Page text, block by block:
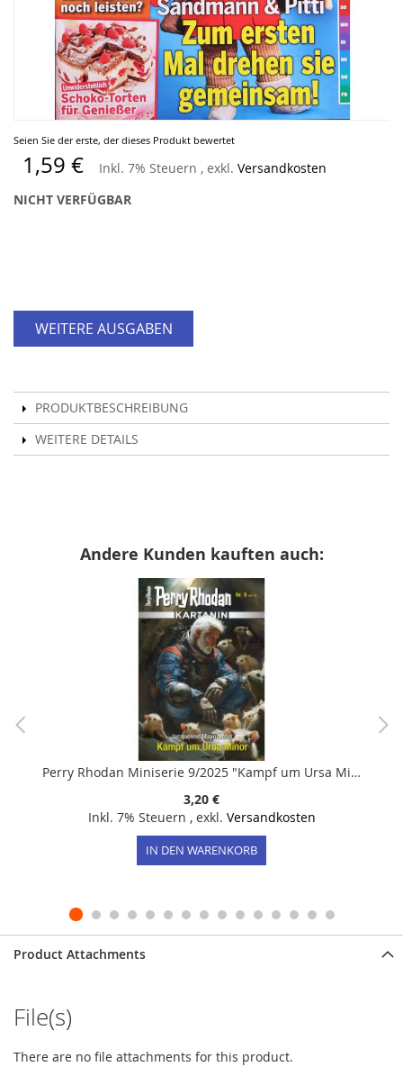
Seien Sie der erste, der dieses Produkt bewertet
1,59 € Inkl. 7% Steuern , exkl. Versandkosten
NICHT VERFÜGBAR
WEITERE AUSGABEN
PRODUKTBESCHREIBUNG
WEITERE DETAILS
Zum
Anfang
der
Bildergalerie
springen
Andere Kunden kauften auch:
Perry Rhodan Miniserie 9/2025 "Kampf um Ursa Minor"
3,20 €
Inkl. 7% Steuern , exkl. Versandkosten
IN DEN WARENKORB
Product Attachments
File(s)
There are no file attachments for this product.